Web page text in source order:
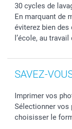
30 cycles de
En marquant de
éviterez bien
l’école, au
SAVEZ-
Imprimer vos
Sélectionner vos
choisisser le